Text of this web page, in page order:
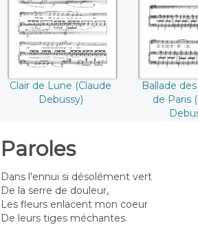
Clair de Lune (Claude
Debussy)
((Claude
Ballade
de Paris
Paroles
Dans l'ennui si désolément vert
De la serre de douleur,
Les fleurs enlacent mon coeur
De leurs tiges méchantes.